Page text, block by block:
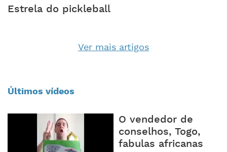
Estrela do pickleball
Ver mais artigos
Últimos vídeos
O vendedor de
conselhos, Togo,
fabulas africanas